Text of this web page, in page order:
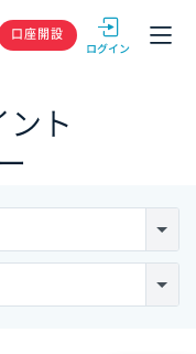
GMOクリック
口座開設
ント